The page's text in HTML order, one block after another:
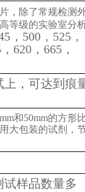
，除了常规检测外
等级的实验室分析
，500，525，
620，665，
上，可达到痕
和50mm的方形
大包装的试剂，
样品数量多